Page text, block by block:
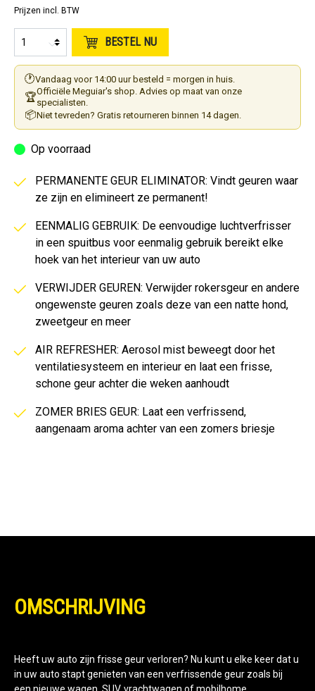
Prijzen incl. BTW
BESTEL NU
🕐Vandaag voor 14:00 uur besteld = morgen in huis.
🏆Officiële Meguiar's shop. Advies op maat van onze
specialisten.
📦Niet tevreden? Gratis retourneren binnen 14 dagen.
Op voorraad
PERMANENTE GEUR ELIMINATOR: Vindt geuren waar
ze zijn en elimineert ze permanent!
EENMALIG GEBRUIK: De eenvoudige luchtverfrisser
in een spuitbus voor eenmalig gebruik bereikt elke
hoek van het interieur van uw auto
VERWIJDER GEUREN: Verwijder rokersgeur en andere
ongewenste geuren zoals deze van een natte hond,
zweetgeur en meer
AIR REFRESHER: Aerosol mist beweegt door het
ventilatiesysteem en interieur en laat een frisse,
schone geur achter die weken aanhoudt
ZOMER BRIES GEUR: Laat een verfrissend,
aangenaam aroma achter van een zomers briesje
OMSCHRIJVING
Heeft uw auto zijn frisse geur verloren? Nu kunt u elke keer dat u
in uw auto stapt genieten van een verfrissende geur zoals bij